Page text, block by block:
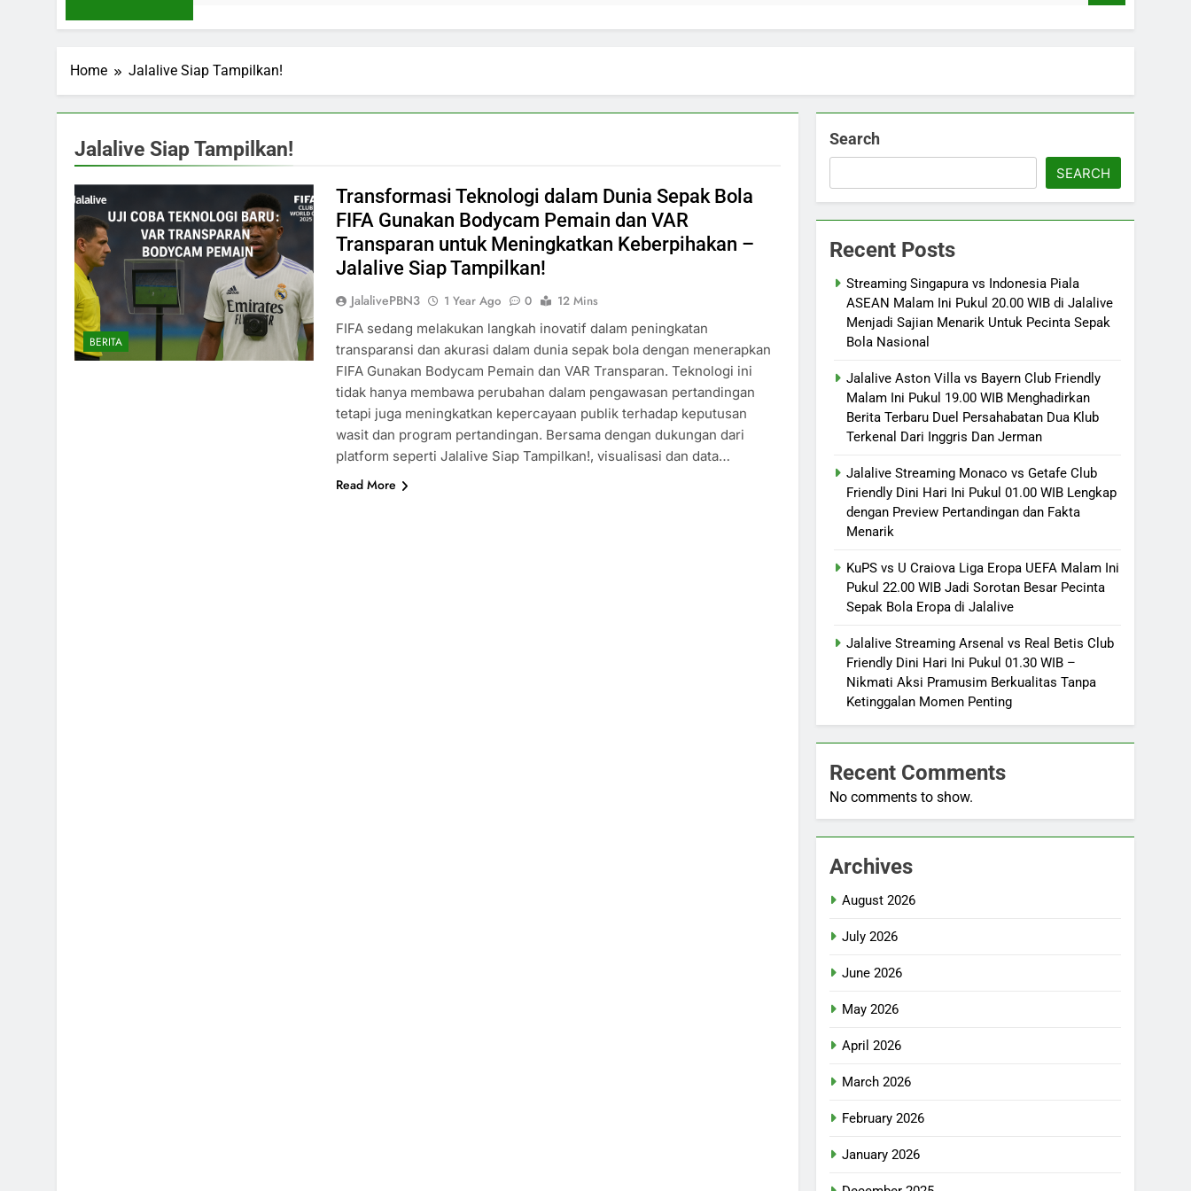
Home Jalalive Siap Tampilkan!
Jalalive Siap Tampilkan!
BERITA
Transformasi Teknologi dalam Dunia Sepak Bola
FIFA Gunakan Bodycam Pemain dan VAR
Transparan untuk Meningkatkan Keberpihakan –
Jalalive Siap Tampilkan!
JalalivePBN3 1 Year Ago 0
12 Mins
FIFA sedang melakukan langkah inovatif dalam peningkatan
transparansi dan akurasi dalam dunia sepak bola dengan menerapkan
FIFA Gunakan Bodycam Pemain dan VAR Transparan. Teknologi ini
tidak hanya membawa perubahan dalam pengawasan pertandingan
tetapi juga meningkatkan kepercayaan publik terhadap keputusan
wasit dan program pertandingan. Bersama dengan dukungan dari
platform seperti Jalalive Siap Tampilkan!, visualisasi dan data…
Read More
Search
SEARCH
Recent Posts
Streaming Singapura vs Indonesia Piala
ASEAN Malam Ini Pukul 20.00 WIB di Jalalive
Menjadi Sajian Menarik Untuk Pecinta Sepak
Bola Nasional
Jalalive Aston Villa vs Bayern Club Friendly
Malam Ini Pukul 19.00 WIB Menghadirkan
Berita Terbaru Duel Persahabatan Dua Klub
Terkenal Dari Inggris Dan Jerman
Jalalive Streaming Monaco vs Getafe Club
Friendly Dini Hari Ini Pukul 01.00 WIB Lengkap
dengan Preview Pertandingan dan Fakta
Menarik
KuPS vs U Craiova Liga Eropa UEFA Malam Ini
Pukul 22.00 WIB Jadi Sorotan Besar Pecinta
Sepak Bola Eropa di Jalalive
Jalalive Streaming Arsenal vs Real Betis Club
Friendly Dini Hari Ini Pukul 01.30 WIB –
Nikmati Aksi Pramusim Berkualitas Tanpa
Ketinggalan Momen Penting
Recent Comments
No comments to show.
Archives
August 2026
July 2026
June 2026
May 2026
April 2026
March 2026
February 2026
January 2026